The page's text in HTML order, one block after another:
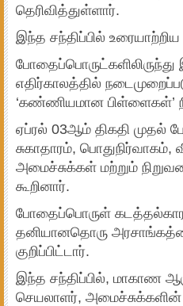
தெரிவித்துள்ளார்.
இந்த சந்திப்பில்
எதிர்காலத்தில்
‘கண்ணியமான பிள்ளைகள்’
ஏப்ரல் 03ஆம் திகதி முதல்
சுகாதாரம்,
அமைச்சுக்கள் மற்றும்
கூறினார்.
போதைப்பொருள்
தனியானதொரு
குறிப்பிட்டார்.
இந்த சந்திப்பில், மாகாண
செயலாளர்,